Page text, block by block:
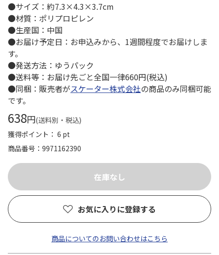
●サイズ：約7.3×4.3×3.7cm
●材質：ポリプロピレン
●生産国：中国
●お届け予定日：お申込みから、1週間程度でお届けしま
す。
●発送方法：ゆうパック
●送料等：お届け先ごと全国一律660円(税込)
●同梱：販売者がスケーター株式会社の商品のみ同梱可能
です。
638円(送料別・税込)
獲得ポイント： 6 pt
商品番号
9971162390
お気に入りに登録する
商品についてのお問い合わせはこちら